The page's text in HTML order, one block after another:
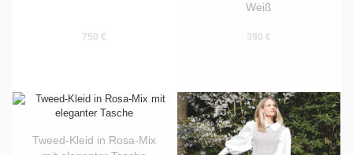
750 €
Weiß
390 €
Tweed-Kleid in Rosa-Mix